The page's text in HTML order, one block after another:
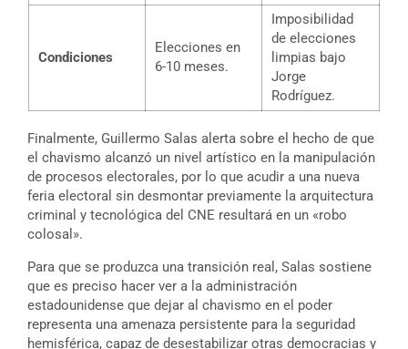
Condiciones
Elecciones en
6-10 meses.
Imposibilidad
de elecciones
limpias bajo
Jorge
Rodríguez.
Finalmente, Guillermo Salas alerta sobre el hecho de que
el chavismo alcanzó un nivel artístico en la manipulación
de procesos electorales, por lo que acudir a una nueva
feria electoral sin desmontar previamente la arquitectura
criminal y tecnológica del CNE resultará en un «robo
colosal».
Para que se produzca una transición real, Salas sostiene
que es preciso hacer ver a la administración
estadounidense que dejar al chavismo en el poder
representa una amenaza persistente para la seguridad
hemisférica, capaz de desestabilizar otras democracias y